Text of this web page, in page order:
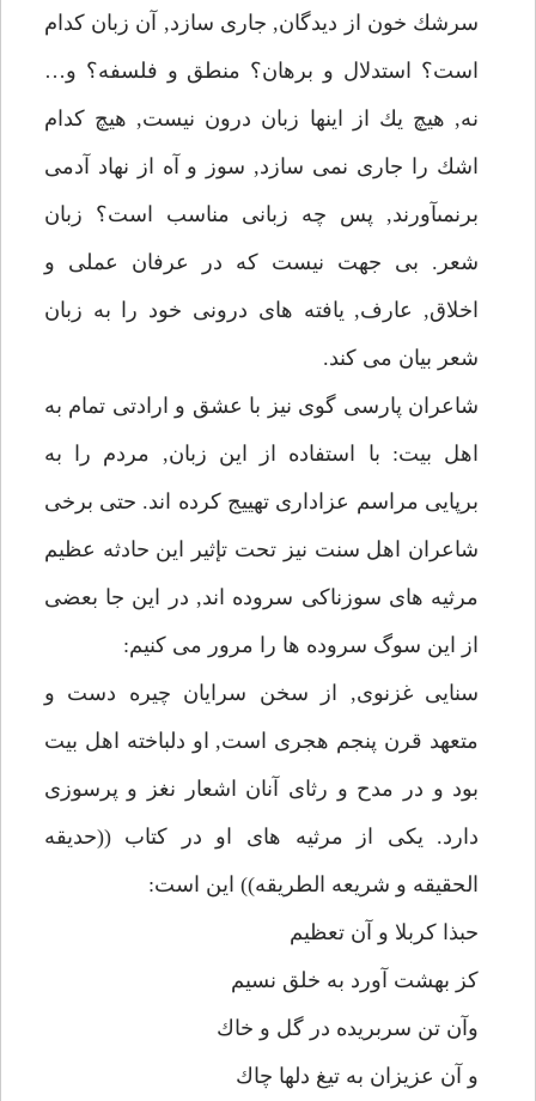
سرشك خون از ديدگان, جارى سازد, آن زبان كدام
است؟ استدلال و برهان؟ منطق و فلسفه؟ و…
نه, هيچ يك از اينها زبان درون نيست, هيچ كدام
اشك را جارى نمى سازد, سوز و آه از نهاد آدمى
برنمىآورند, پس چه زبانى مناسب است؟ زبان
شعر. بى جهت نيست كه در عرفان عملى و
اخلاق, عارف, يافته هاى درونى خود را به زبان
شعر بيان مى كند.
شاعران پارسى گوى نيز با عشق و ارادتى تمام به
اهل بيت: با استفاده از اين زبان, مردم را به
برپايى مراسم عزادارى تهييج كرده اند. حتى برخى
شاعران اهل سنت نيز تحت تإثير اين حادثه عظيم
مرثيه هاى سوزناكى سروده اند, در اين جا بعضى
از اين سوگ سروده ها را مرور مى كنيم:
سنايى غزنوى, از سخن سرايان چيره دست و
متعهد قرن پنجم هجرى است, او دلباخته اهل بيت
بود و در مدح و رثاى آنان اشعار نغز و پرسوزى
دارد. يكى از مرثيه هاى او در كتاب ((حديقه
الحقيقه و شريعه الطريقه)) اين است:
حبذا كربلا و آن تعظيم
كز بهشت آورد به خلق نسيم
وآن تن سربريده در گل و خاك
و آن عزيزان به تيغ دلها چاك